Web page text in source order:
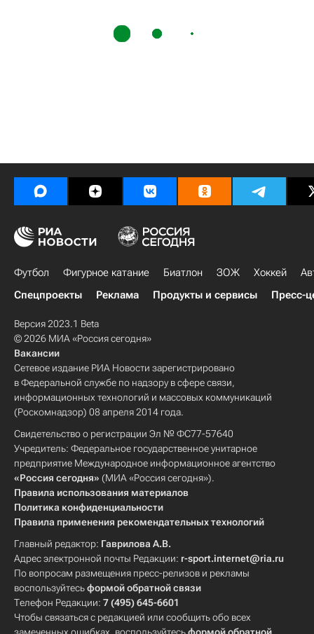
Футбол Фигурное катание Биатлон ЗОЖ Хоккей
Спецпроекты
Реклама Продукты и сервисы Пресс-
Версия 2023.1 Beta
© 2026 МИА «Россия сегодня»
Вакансии
Сетевое издание РИА Новости зарегистрировано
в Федеральной службе по надзору в сфере связи,
информационных технологий и массовых коммуникаций
(Роскомнадзор) 08 апреля 2014 года.
Свидетельство о регистрации Эл № ФС77-57640
Учредитель: Федеральное государственное унитарное
предприятие Международное информационное агентство
«Россия сегодня» (МИА «Россия сегодня»).
Правила использования материалов
Политика конфиденциальности
Правила применения рекомендательных технологий
Главный редактор: Гаврилова А.В.
Адрес электронной почты Редакции: r-sport.internet@ria.ru
По вопросам размещения пресс-релизов и рекламы
воспользуйтесьформой обратной связи
Телефон Редакции: 7 (495) 645-6601
Чтобы связаться с редакцией или сообщить обо всех